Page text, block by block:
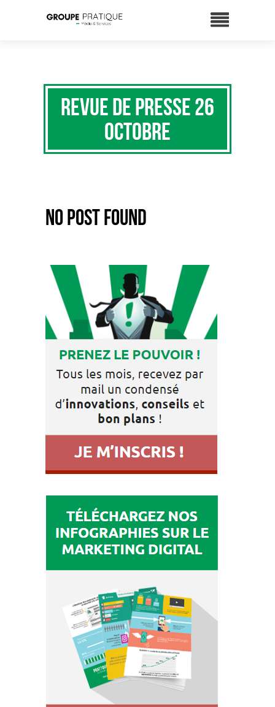
Revue de presse 26
octobre
No Post Found